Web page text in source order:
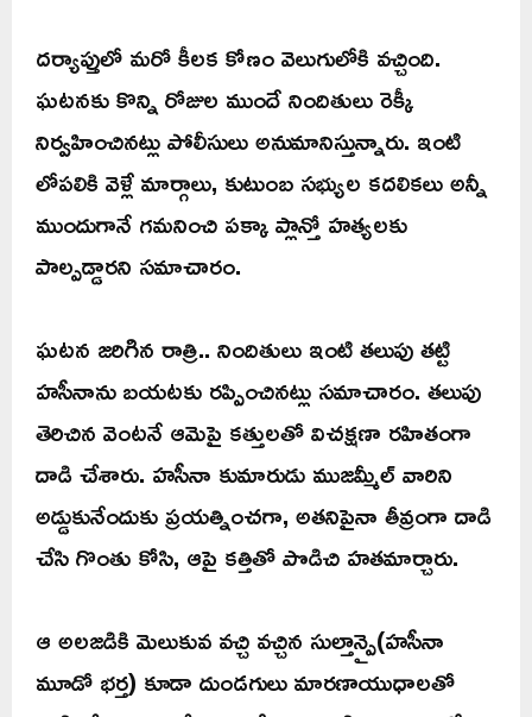
దర్యాప్తులో మరో కీలక కోణం వెలుగులోకి వచ్చింది.
ఘటనకు కొన్ని రోజుల ముందే నిందితులు రెక్కీ
నిర్వహించినట్లు పోలీసులు అనుమానిస్తున్నారు. ఇంటి
లోపలికి వెళ్లే మార్గాలు, కుటుంబ సభ్యుల కదలికలు అన్నీ
ముందుగానే గమనించి పక్కా ప్లాన్తో హత్యలకు
పాల్పడ్డారని సమాచారం.
ఘటన జరిగిన రాత్రి.. నిందితులు ఇంటి తలుపు తట్టి
హసీనాను బయటకు రప్పించినట్లు సమాచారం. తలుపు
తెరిచిన వెంటనే ఆమెపై కత్తులతో విచక్షణా రహితంగా
దాడి చేశారు. హసీనా కుమారుడు ముజమ్మీల్ వారిని
అడ్డుకునేందుకు ప్రయత్నించగా, అతనిపైనా తీవ్రంగా దాడి
చేసి గొంతు కోసి, ఆపై కత్తితో పొడిచి హతమార్చారు.
ఆ అలజడికి మెలుకువ వచ్చి వచ్చిన సుల్తాన్పై(హసీనా
మూడో భర్త) కూడా దుండగులు మారణాయుధాలతో